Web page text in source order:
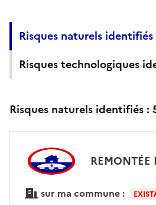
Risques naturels identifiés
Risques technologiques
Risques naturels identifiés :
REMONTÉE
sur ma commune :